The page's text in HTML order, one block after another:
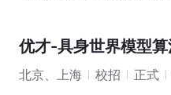
- 与强化学习/具身算法/数据团
- 撰写技术文档和学术论文，
优才-具身世界模型
北京、上海 校招 正式